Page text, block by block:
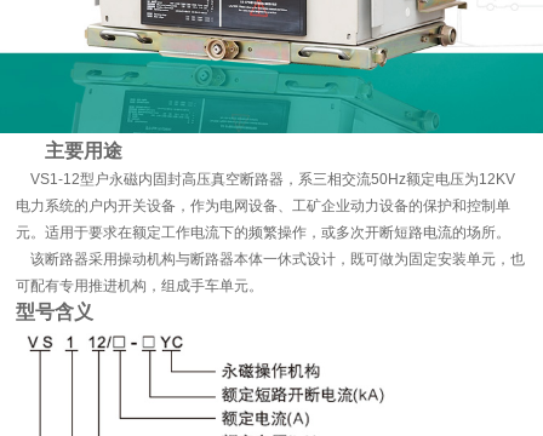
主要用途
VS1-12型户永磁内固封高压真空断路器，系三相交流50Hz额定电压为12KV
电力系统的户内开关设备，作为电网设备、工矿企业动力设备的保护和控制单
元。适用于要求在额定工作电流下的频繁操作，或多次开断短路电流的场所。
该断路器采用操动机构与断路器本体一休式设计，既可做为固定安装单元，也
可配有专用推进机构，组成手车单元。
型号含义